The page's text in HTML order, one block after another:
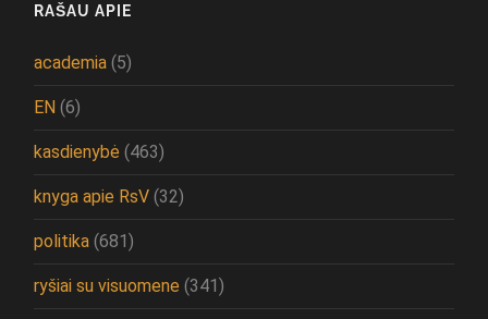
RAŠAU APIE
academia (5)
EN (6)
kasdienybė (463)
knyga apie RsV (32)
politika (681)
ryšiai su visuomene (341)